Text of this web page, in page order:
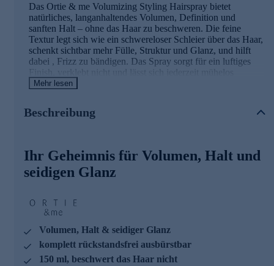
Das Ortie & me Volumizing Styling Hairspray bietet
natürliches, langanhaltendes Volumen, Definition und
sanften Halt – ohne das Haar zu beschweren. Die feine
Textur legt sich wie ein schwereloser Schleier über das Haar,
schenkt sichtbar mehr Fülle, Struktur und Glanz, und hilft
dabei , Frizz zu bändigen. Das Spray sorgt für ein luftiges
Finish, verklebt nicht und lässt sich jederzeit mühelos
ausbürsten.
Frischer Look für kraftloses Haar
wünschen – ganz ohne Kompromisse. Für einen frischen,
natürlichen Look mit mehr Fülle und Lebendigkeit, der den
ganzen Tag über hält.
Die Inhaltsstoffe des Volumen-Haarsprays und
ihre Wirkweisen
NATÜRLICHER FILMBILDNER/HALTGEBER
Dieser Filmbildner/Haltgeber ist die natürliche Alternative zu
Mehr lesen
Beschreibung
Ihr Geheimnis für Volumen, Halt und
seidigen Glanz
Volumen, Halt & seidiger Glanz
komplett rückstandsfrei ausbürstbar
150 ml, beschwert das Haar nicht